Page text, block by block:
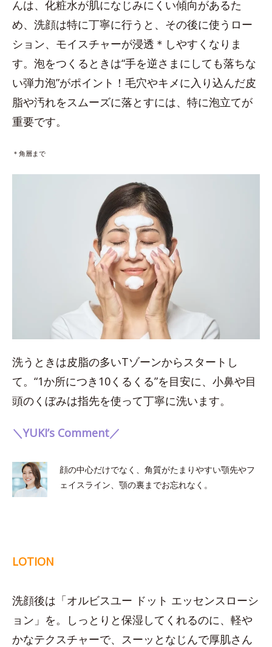
んは、化粧水が肌になじみにくい傾向があるた
め、洗顔は特に丁寧に行うと、その後に使うロー
ション、モイスチャーが浸透＊しやすくなりま
す。泡をつくるときは“手を逆さまにしても落ちな
い弾力泡”がポイント！毛穴やキメに入り込んだ皮
脂や汚れをスムーズに落とすには、特に泡立てが
重要です。
＊角層まで
洗うときは皮脂の多いTゾーンからスタートし
て。“1か所につき10くるくる”を目安に、小鼻や目
頭のくぼみは指先を使って丁寧に洗います。
＼YUKI’s Comment／
顔の中心だけでなく、角質がたまりやすい顎先やフ
ェイスライン、顎の裏までお忘れなく。
LOTION
洗顔後は「オルビスユー ドット エッセンスローシ
ョン」を。しっとりと保湿してくれるのに、軽や
かなテクスチャーで、スーッとなじんで厚肌さん